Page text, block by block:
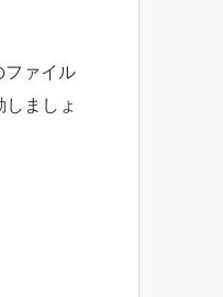
ファイル
ましょ